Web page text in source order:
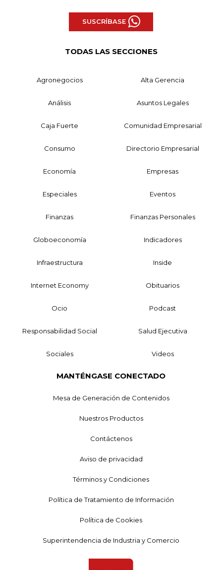
SUSCRÍBASE
TODAS LAS SECCIONES
Agronegocios Alta Gerencia
Análisis Asuntos Legales
Caja Fuerte Comunidad Empresarial
Consumo Directorio Empresarial
Economía Empresas
Especiales Eventos
Finanzas Finanzas Personales
Globoeconomía Indicadores
Infraestructura Inside
Internet Economy Obituarios
Ocio Podcast
Responsabilidad Social Salud Ejecutiva
Sociales Videos
MANTÉNGASE CONECTADO
Mesa de Generación de Contenidos
Nuestros Productos
Contáctenos
Aviso de privacidad
Términos y Condiciones
Política de Tratamiento de Información
Política de Cookies
Superintendencia de Industria y Comercio